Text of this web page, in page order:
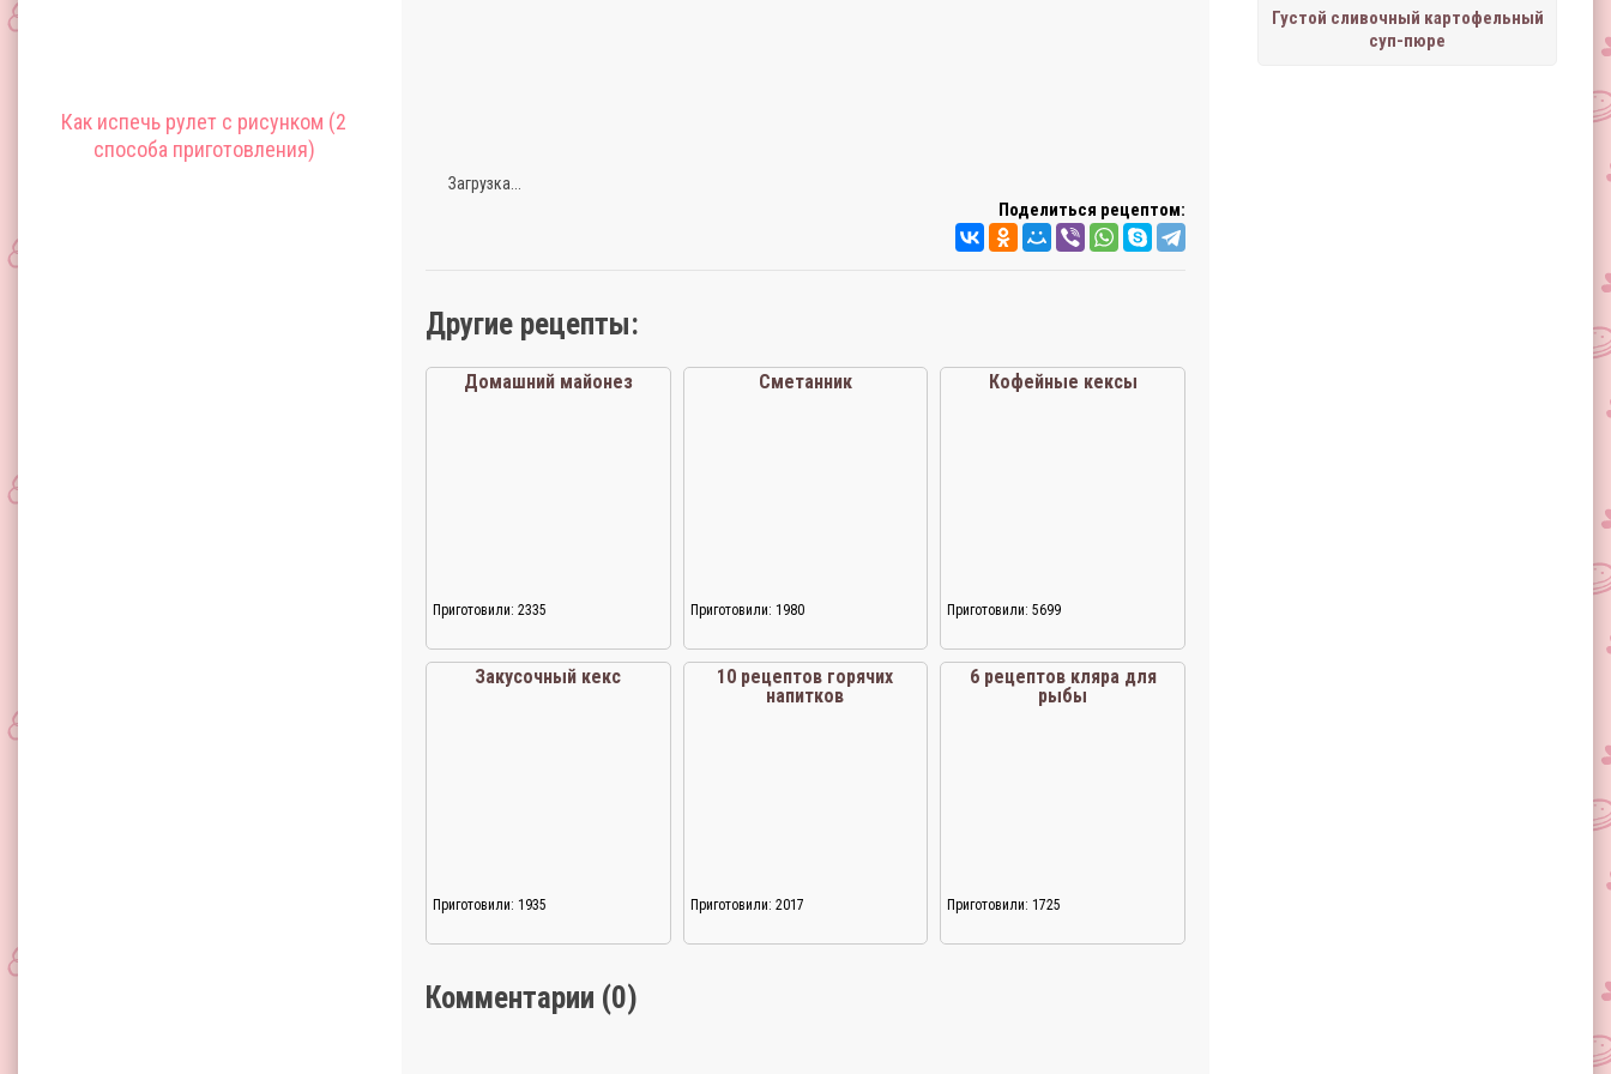
Как испечь рулет с рисунком (2
способа приготовления)
Густой сливочный картофельный
суп-пюре
Загрузка...
Поделиться рецептом:
Другие рецепты:
Домашний майонез
Приготовили: 2335
Сметанник
Приготовили: 1980
Кофейные кексы
Приготовили: 5699
Закусочный кекс
Приготовили: 1935
10 рецептов горячих
напитков
Приготовили: 2017
6 рецептов кляра для
рыбы
Приготовили: 1725
Комментарии (0)